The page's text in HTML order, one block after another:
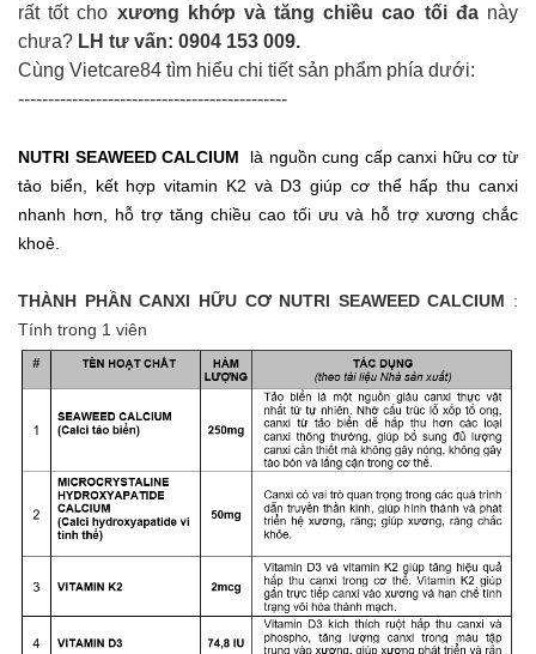
rất tốt cho xương khớp và tăng chiều cao tối đa này
chưa? LH tư vấn: 0904 153 009.
Cùng Vietcare84 tìm hiểu chi tiết sản phẩm phía dưới:
---------------------------------------------
NUTRI SEAWEED CALCIUM là nguồn cung cấp canxi hữu cơ từ
tảo biển, kết hợp vitamin K2 và D3 giúp cơ thể hấp thu canxi
nhanh hơn, hỗ trợ tăng chiều cao tối ưu và hỗ trợ xương chắc
khoẻ.
THÀNH PHẦNCANXI HỮU CƠ NUTRI SEAWEED CALCIUM :
Tính trong 1 viên